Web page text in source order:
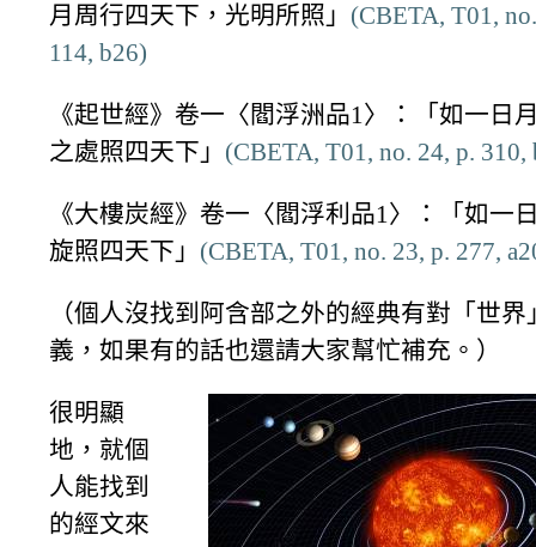
月周行四天下，光明所照」 (CBETA, T01,
114, b26)
《起世經》卷一〈閻浮洲品1〉：「如一日
之處照四天下」 (CBETA, T01, no. 24, p. 310,
《大樓炭經》卷一〈閻浮利品1〉：「如一
旋照四天下」 (CBETA, T01, no. 23, p. 277,
（個人沒找到阿含部之外的經典有對「世界
義，如果有的話也還請大家幫忙補充。）
很明顯
地，就個
人能找到
的經文來